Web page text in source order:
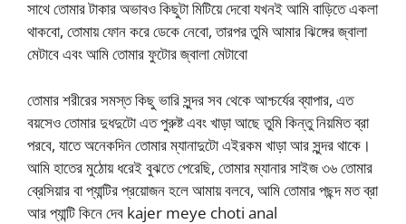
সাথে তোমার টাকার অভাবও কিছুটা মিটিয়ে দেবো যখনই আমি বাড়িতে একলা
থাকবো, তোমায় ফোন করে ডেকে নেবো, তারপর তুমি আমার ঝিঙ্গের জ্বালা
মেটাবে এবং আমি তোমার ফুটোর জ্বালা মেটাবো
তোমার শরীরের সমস্ত কিছু ভারি সুন্দর সব থেকে আশ্চর্যের ব্যাপার, এত
বয়সেও তোমার দুধদুটো এত পুরুষ্ট এবং খাড়া আছে তুমি কিন্তু নিয়মিত ব্রা
পরবে, যাতে অনেকদিন তোমার ম্যানাদুটো এইরকম খাড়া আর সুন্দর থাকে।
আমি হাতের মুঠোয় ধরেই বুঝতে পেরেছি, তোমার ম্যানার সাইজ ৩৬ তোমার
ব্রেসিয়ার বা প্যান্টির প্রয়োজন হলে আমায় বলবে, আমি তোমার পছন্দ মত ব্রা
আর প্যান্টি কিনে দেব kajer meye choti anal